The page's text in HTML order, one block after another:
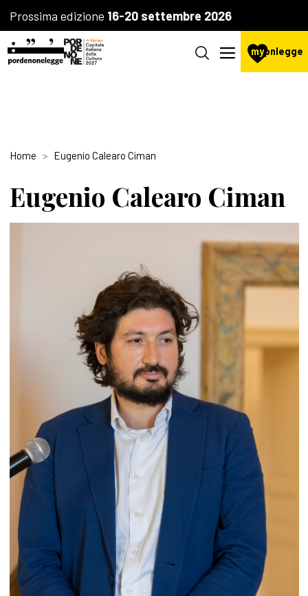
Prossima edizione 16-20 settembre 2026
mypnlegge
Home Eugenio Calearo Ciman
Eugenio Calearo Ciman